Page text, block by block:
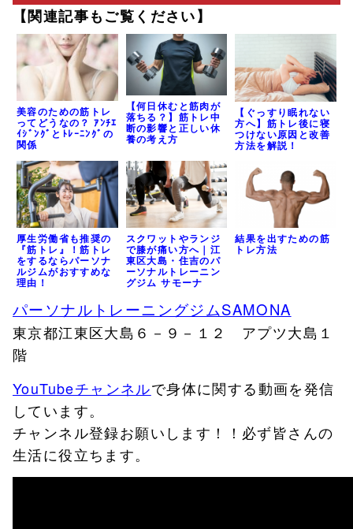
【関連記事もご覧ください】
美容のための筋トレ
ってどうなの？ ｱﾝﾁｴ
ｲｼﾞﾝｸﾞとﾄﾚｰﾆﾝｸﾞの
関係
【何日休むと筋肉が
落ちる？】筋トレ中
断の影響と正しい休
養の考え方
【ぐっすり眠れない
方へ】筋トレ後に寝
つけない原因と改善
方法を解説！
厚生労働省も推奨の
『筋トレ』！筋トレ
をするならパーソナ
ルジムがおすすめな
理由！
スクワットやランジ
で膝が痛い方へ｜江
東区大島・住吉のパ
ーソナルトレーニン
グジム サモーナ
結果を出すための筋
トレ方法
パーソナルトレーニングジムSAMONA
東京都江東区大島６－９－１２ アプツ大島１
階
YouTubeチャンネルで身体に関する動画を発信
しています。
チャンネル登録お願いします！！必ず皆さんの
生活に役立ちます。